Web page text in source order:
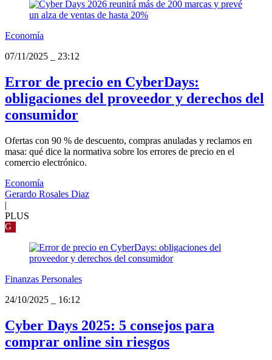
Economía
07/11/2025
23:12
Error de precio en CyberDays:
obligaciones del proveedor y derechos del
consumidor
Ofertas con 90 % de descuento, compras anuladas y reclamos en
masa: qué dice la normativa sobre los errores de precio en el
comercio electrónico.
Economía
Gerardo Rosales Diaz
|
PLUS
G
Finanzas Personales
24/10/2025
16:12
Cyber Days 2025: 5 consejos para
comprar online sin riesgos